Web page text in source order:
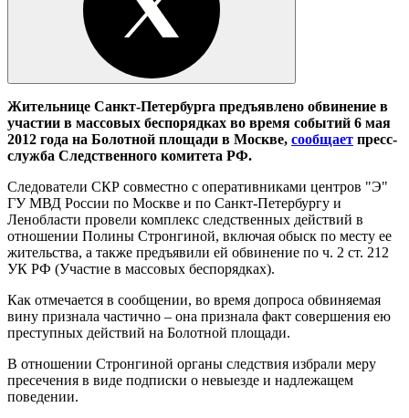
Жительнице Санкт-Петербурга предъявлено обвинение в
участии в массовых беспорядках во время событий 6 мая
2012 года на Болотной площади в Москве, сообщает пресс-
служба Следственного комитета РФ.
Следователи СКР совместно с оперативниками центров "Э"
ГУ МВД России по Москве и по Санкт-Петербургу и
Ленобласти провели комплекс следственных действий в
отношении Полины Стронгиной, включая обыск по месту ее
жительства, а также предъявили ей обвинение по ч. 2 ст. 212
УК РФ (Участие в массовых беспорядках).
Как отмечается в сообщении, во время допроса обвиняемая
вину признала частично – она признала факт совершения ею
преступных действий на Болотной площади.
В отношении Стронгиной органы следствия избрали меру
пресечения в виде подписки о невыезде и надлежащем
поведении.